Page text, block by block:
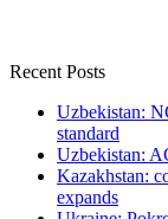
Recent Posts
Uzbekistan:
standard
Uzbekistan:
Kazakhstan:
expands